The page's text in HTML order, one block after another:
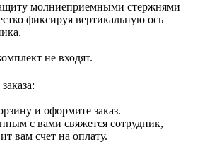
молниеприемными стержнями
фиксируя вертикальную ось
не входят.
и оформите заказ.
с вами свяжется сотрудник,
вам счет на оплату.